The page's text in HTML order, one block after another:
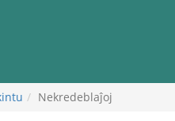
Nekredeblaĵoj